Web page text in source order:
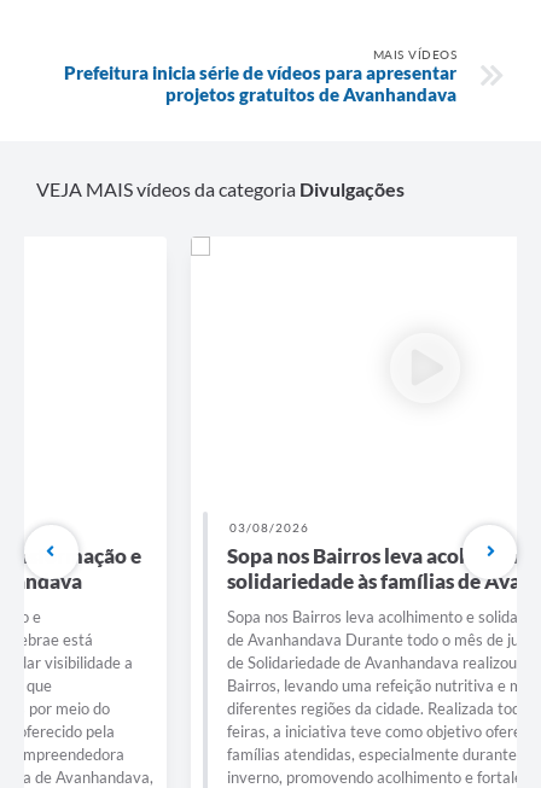
MAIS VÍDEOS
Prefeitura inicia série de vídeos para apresentar
projetos gratuitos de Avanhandava
VEJA MAIS vídeos da categoria Divulgações
Sopa nos Bairros leva acolhimento e
solidariedade às famílias de Avanhandava
Sopa nos Bairros leva acolhimento e solidariedade às famílias
de Avanhandava Durante todo o mês de julho, o Fundo Social
de Solidariedade de Avanhandava realizou a ação Sopa nos
Bairros, levando uma refeição nutritiva e muito carinho para
diferentes regiões da cidade. Realizada todas as quartas-
feiras, a iniciativa teve como objetivo oferecer apoio às
famílias atendidas, especialmente durante o período de
inverno, promovendo acolhimento e fortalecendo os laços de